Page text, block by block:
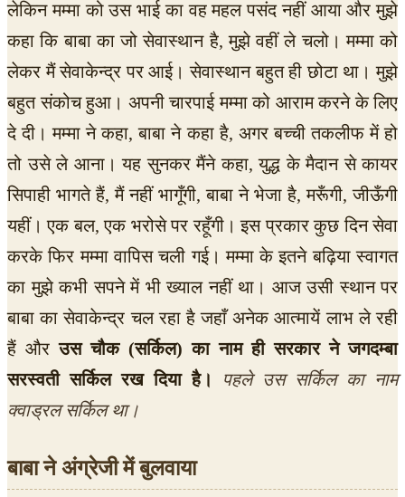
लेकिन मम्मा को उस भाई का वह महल पसंद नहीं आया और मुझे
कहा कि बाबा का जो सेवास्थान है, मुझे वहीं ले चलो। मम्मा को
लेकर मैं सेवाकेन्द्र पर आई। सेवास्थान बहुत ही छोटा था। मुझे
बहुत संकोच हुआ। अपनी चारपाई मम्मा को आराम करने के लिए
दे दी। मम्मा ने कहा, बाबा ने कहा है, अगर बच्ची तकलीफ में हो
तो उसे ले आना। यह सुनकर मैंने कहा, युद्ध के मैदान से कायर
सिपाही भागते हैं, मैं नहीं भागूँगी, बाबा ने भेजा है, मरूँगी, जीऊँगी
यहीं। एक बल, एक भरोसे पर रहूँगी। इस प्रकार कुछ दिन सेवा
करके फिर मम्मा वापिस चली गई। मम्मा के इतने बढ़िया स्वागत
का मुझे कभी सपने में भी ख्याल नहीं था। आज उसी स्थान पर
बाबा का सेवाकेन्द्र चल रहा है जहाँ अनेक आत्मायें लाभ ले रही
हैं औरउस चौक (सर्किल) का नाम ही सरकार ने जगदम्बा
सरस्वती सर्किल रख दिया है।
पहले उस सर्किल का नाम
क्वाड्रल सर्किल था।
बाबा ने अंग्रेजी में बुलवाया